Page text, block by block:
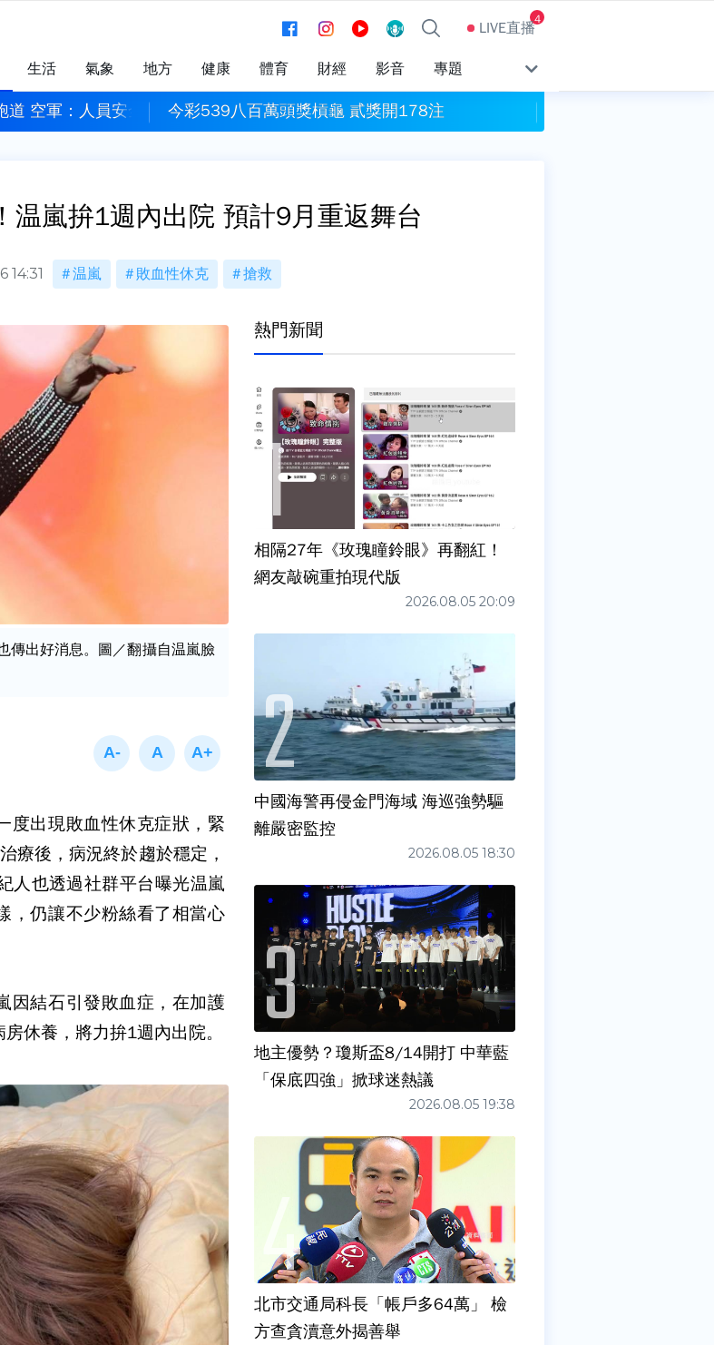
LIVE直播4
生活 氣象 地方 健康 體育 財經 影音 專題
空軍：人員安全 今彩539八百萬頭獎槓龜 貳獎開178注
温嵐拚1週內出院 預計9月重返舞台
14:31 温嵐 敗血性休克 搶救
傳出好消息。圖／翻攝自温嵐臉
度出現敗血性休克症狀，緊
療後，病況終於趨於穩定，
人也透過社群平台曝光温嵐
，仍讓不少粉絲看了相當心
因結石引發敗血症，在加護
休養，將力拚1週內出院。
熱門新聞
相隔27年《玫瑰瞳鈴眼》再翻紅！
網友敲碗重拍現代版
2026.08.05 20:09
中國海警再侵金門海域 海巡強勢驅
離嚴密監控
2026.08.05 18:30
地主優勢？瓊斯盃8/14開打 中華藍
「保底四強」掀球迷熱議
2026.08.05 19:38
北市交通局科長「帳戶多64萬」 檢
方查貪瀆意外揭善舉